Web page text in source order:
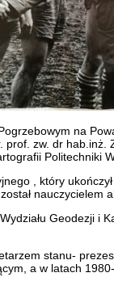
na
prof. zw. dr hab.inż.
Politechniki
, który
Geodezji i
stanu-
a w latach